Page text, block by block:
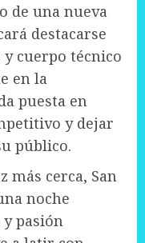
de una nueva
destacarse
cuerpo técnico
en la
puesta en
y dejar
público.
más cerca, San
noche
pasión